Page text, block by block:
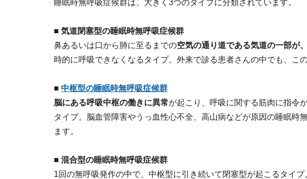
睡眠時無呼吸症候群は、大きく3つのタイプに分類されています。
■ 気道閉塞型の睡眠時無呼吸症候群
鼻あるいは口から肺に至るまでの空気の通り道である気道の一部が
時的に呼吸できなくなるタイプ。外来で診る患者さんの中でも、こ
■ 中枢型の睡眠時無呼吸症候群
脳にある呼吸中枢の働きに異常が起こり、呼吸に関する筋肉に指令
タイプ。脳血管障害やうっ血性心不全、高山病などが原因の睡眠時
ます。
■ 混合型の睡眠時無呼吸症候群
1回の無呼吸発作の中で、中枢型に引き続いて閉塞型が起こるタイプ